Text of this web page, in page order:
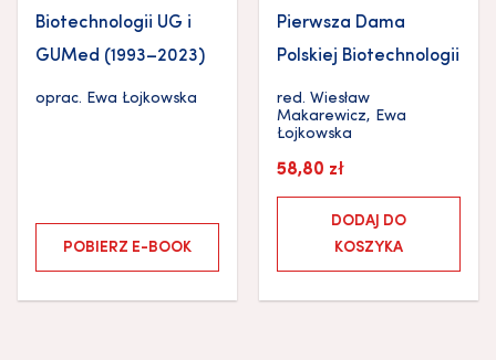
Biotechnologii UG i
GUMed (1993–2023)
oprac. Ewa Łojkowska
POBIERZ E-BOOK
Pierwsza Dama
Polskiej Biotechnologii
red. Wiesław
Makarewicz, Ewa
Łojkowska
58,80 zł
DODAJ DO
KOSZYKA